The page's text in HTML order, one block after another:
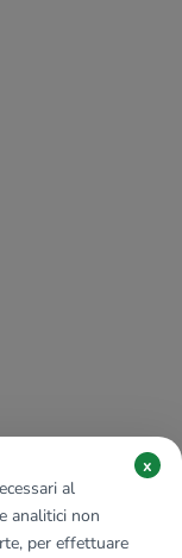
al
analitici non
per effettuare
x